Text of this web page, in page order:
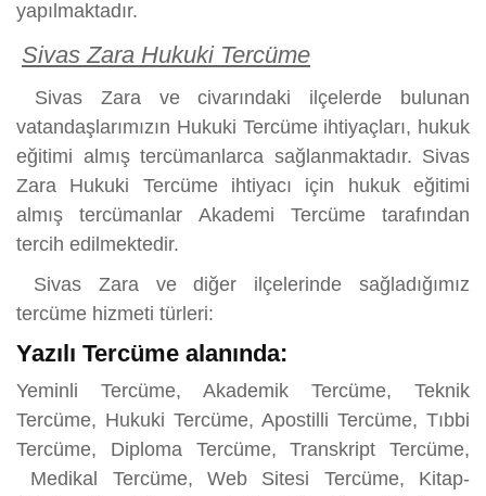
yapılmaktadır.
Sivas Zara Hukuki Tercüme
Sivas Zara ve civarındaki ilçelerde bulunan
vatandaşlarımızın Hukuki Tercüme ihtiyaçları, hukuk
eğitimi almış tercümanlarca sağlanmaktadır. Sivas
Zara Hukuki Tercüme ihtiyacı için hukuk eğitimi
almış tercümanlar Akademi Tercüme tarafından
tercih edilmektedir.
Sivas Zara ve diğer ilçelerinde sağladığımız
tercüme hizmeti türleri:
Yazılı Tercüme alanında:
Yeminli Tercüme, Akademik Tercüme, Teknik
Tercüme, Hukuki Tercüme, Apostilli Tercüme, Tıbbi
Tercüme, Diploma Tercüme, Transkript Tercüme,
Medikal Tercüme, Web Sitesi Tercüme, Kitap-